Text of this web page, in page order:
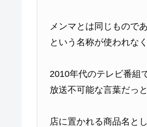
メンマとは同じもので
という名称が使われな
2010年代のテレビ番組
放送不可能な言葉だっ
店に置かれる商品名と